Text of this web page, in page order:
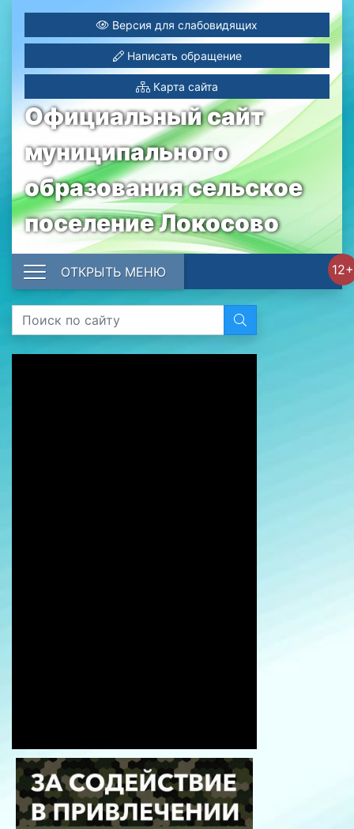
Официальный сайт
муниципального
образования сельское
поселение Локосово
Версия для слабовидящих
Написать обращение
Карта сайта
12+
ОТКРЫТЬ МЕНЮ